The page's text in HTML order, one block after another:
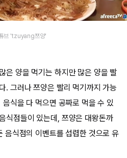
브 'tzuyang쯔양'
은 양을 먹기는 하지만 많은 양을 빨
. 그러나 쯔양은 빨리 먹기까지 가능
식을 다 먹으면 공짜로 먹을 수 있
식점들이 있는데, 쯔양은 대왕돈까
음식점의 이벤트를 섭렵한 것으로 유